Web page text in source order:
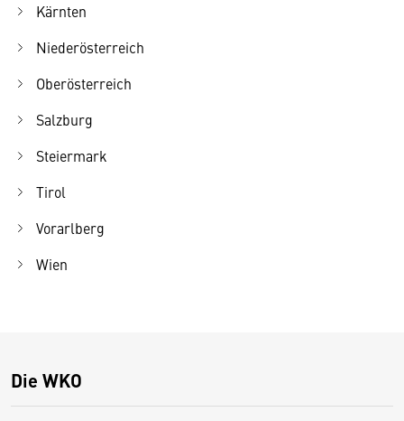
Kärnten
Niederösterreich
Oberösterreich
Salzburg
Steiermark
Tirol
Vorarlberg
Wien
Die WKO